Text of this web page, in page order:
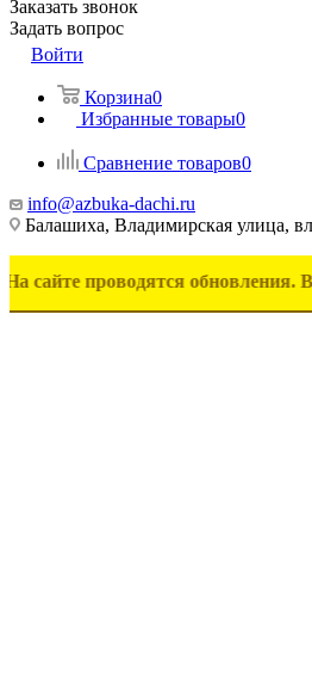
Заказать звонок
Задать вопрос
Войти
Корзина0
Избранные товары0
Сравнение товаров0
info@azbuka-dachi.ru
Балашиха, Владимирская улица,
обновления.